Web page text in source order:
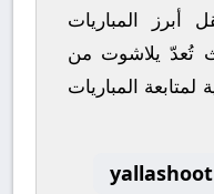
أبرز المباريات
تُعدّ يلاشوت من
لمتابعة المباريات